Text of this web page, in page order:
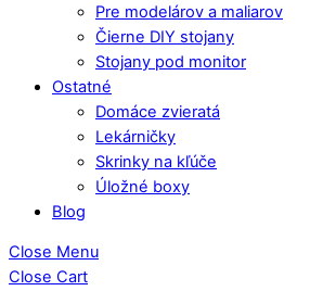
Pre modelárov a maliarov
Čierne DIY stojany
Stojany pod monitor
Ostatné
Domáce zvieratá
Lekárničky
Skrinky na kľúče
Úložné boxy
Blog
Close Menu
Close Cart